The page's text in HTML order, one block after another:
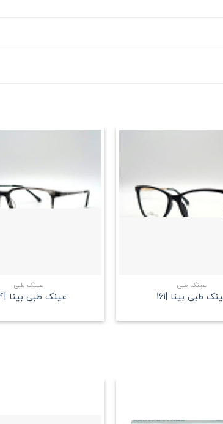
مندی
عینک طبی
طبی بینا |161
عینک طبی
عینک طبی بینا |194